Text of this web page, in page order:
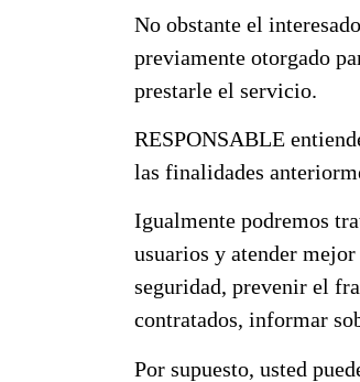
No obstante el
previamente otorgado
prestarle el servicio.
RESPONSABLE
las finalidades
Igualmente podremos
usuarios y atender
seguridad, prevenir el
contratados, informar
Por supuesto, usted